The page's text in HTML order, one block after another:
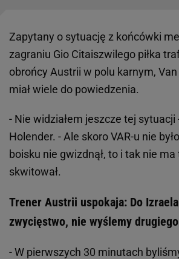
Zapytany o sytuację z końcówki
zagraniu Gio Citaiszwilego piłka
obrońcy Austrii w polu karnym,
miał wiele do powiedzenia.
- Nie widziałem jeszcze tej sytuacji
Holender. - Ale skoro VAR-u nie
boisku nie gwizdnął, to i tak nie
skwitował.
Trener Austrii uspokaja: Do
zwycięstwo, nie wyślemy
- W pierwszych 30 minutach